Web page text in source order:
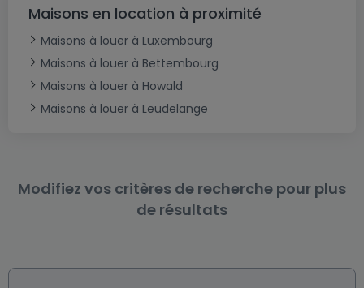
Maisons en location à proximité
Maisons à louer à Luxembourg
Maisons à louer à Bettembourg
Maisons à louer à Howald
Maisons à louer à Leudelange
Modifiez vos critères de recherche pour plus
de résultats